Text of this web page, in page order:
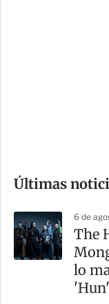
m
a
r
t
Últimas
6 de
The
lo
'Hun'